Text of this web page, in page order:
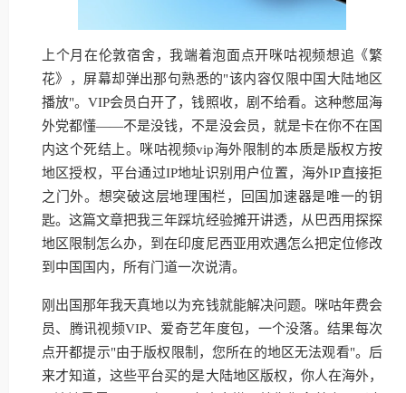
上个月在伦敦宿舍，我端着泡面点开咪咕视频想追《繁
花》，屏幕却弹出那句熟悉的"该内容仅限中国大陆地区
播放"。VIP会员白开了，钱照收，剧不给看。这种憋屈海
外党都懂——不是没钱，不是没会员，就是卡在你不在国
内这个死结上。咪咕视频vip海外限制的本质是版权方按
地区授权，平台通过IP地址识别用户位置，海外IP直接拒
之门外。想突破这层地理围栏，回国加速器是唯一的钥
匙。这篇文章把我三年踩坑经验摊开讲透，从巴西用探探
地区限制怎么办，到在印度尼西亚用欢遇怎么把定位修改
到中国国内，所有门道一次说清。
刚出国那年我天真地以为充钱就能解决问题。咪咕年费会
员、腾讯视频VIP、爱奇艺年度包，一个没落。结果每次
点开都提示"由于版权限制，您所在的地区无法观看"。后
来才知道，这些平台买的是大陆地区版权，你人在海外，